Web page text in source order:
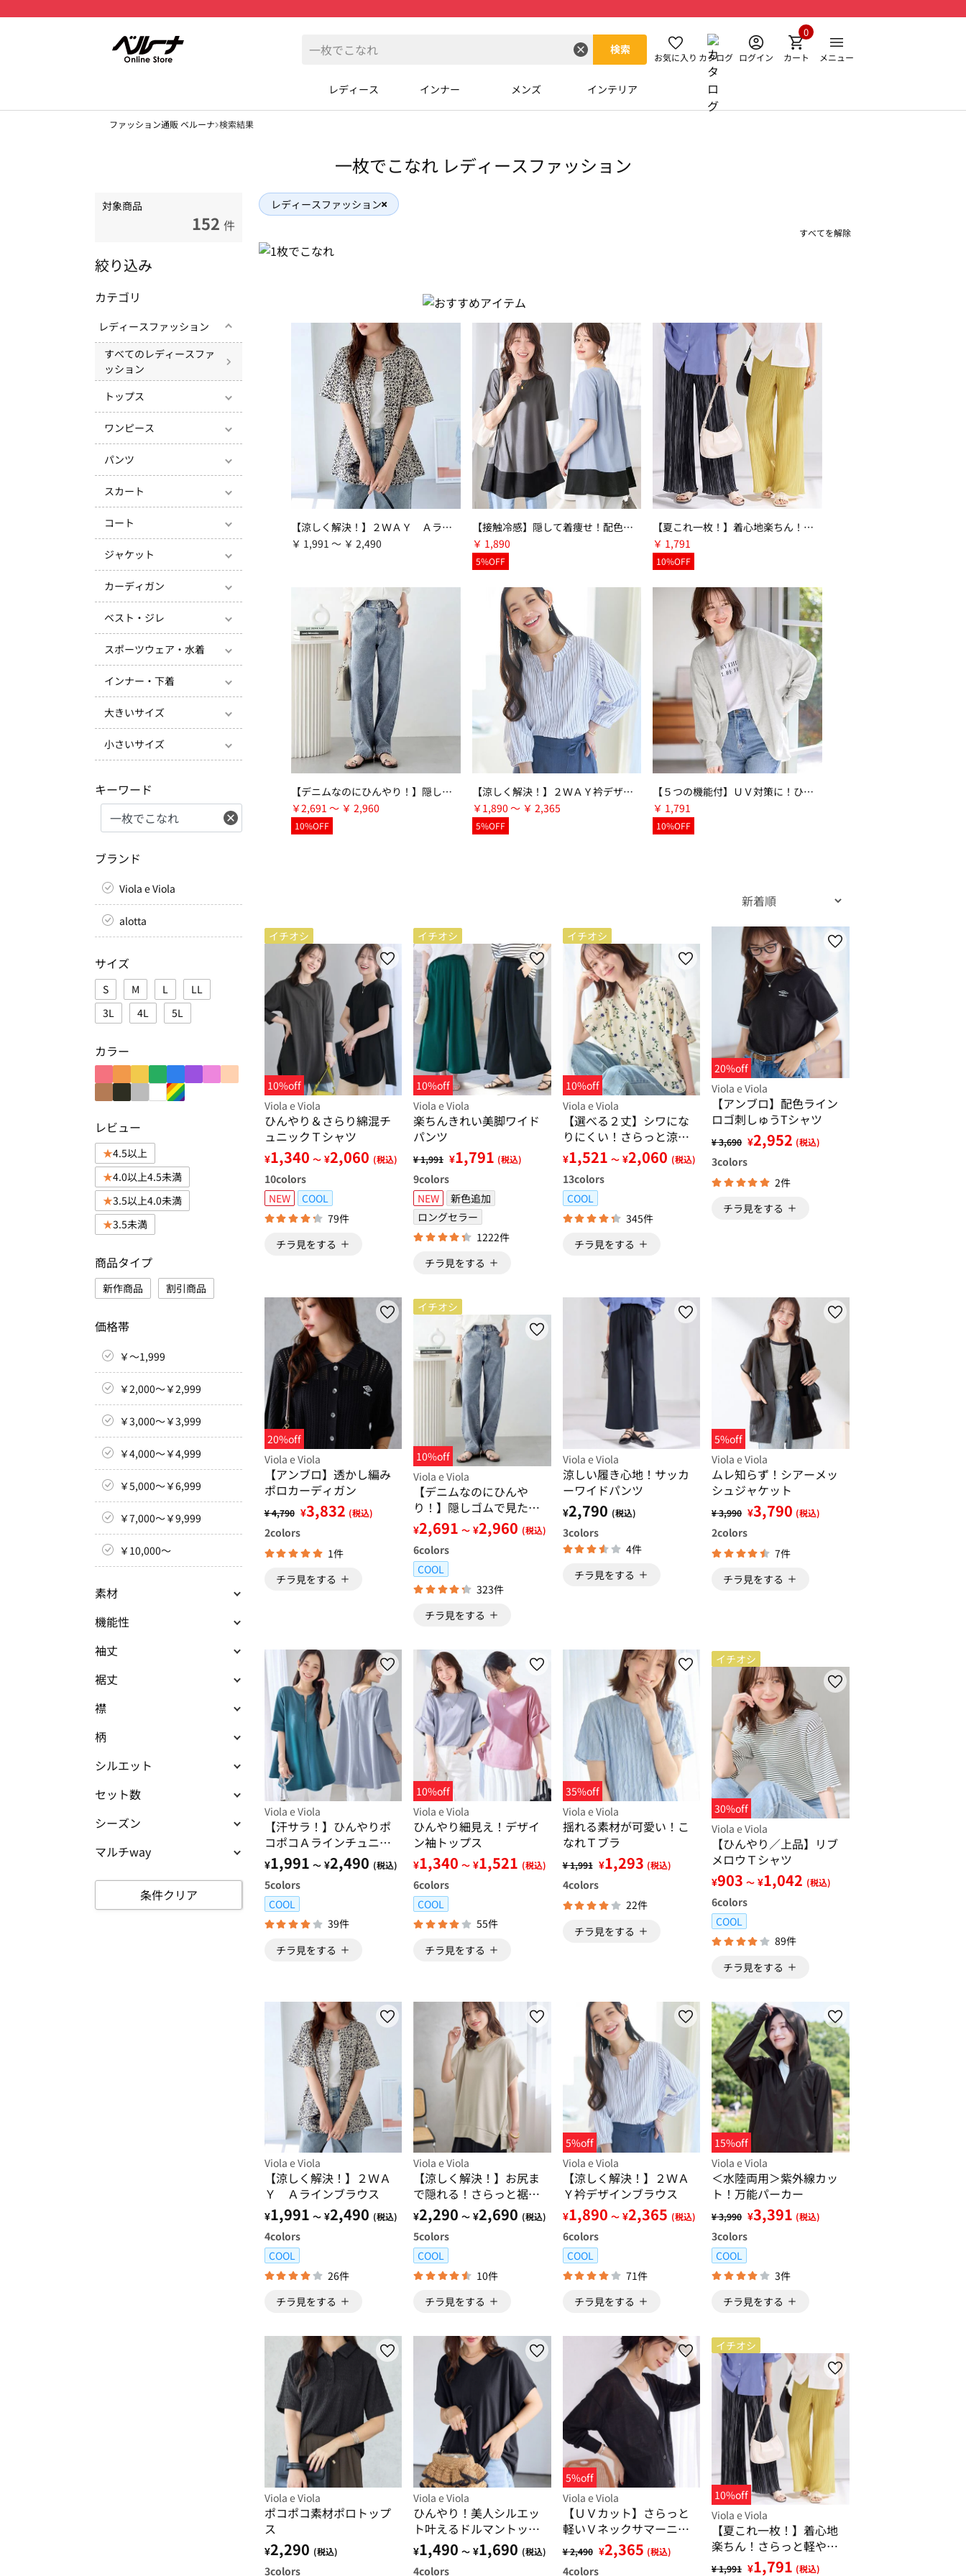
検索
お気に入り カタログ ログイン カート
0
メニュー
レディース インナー メンズ インテリア
ファッション通販 ベルーナ 検索結果
一枚でこなれ レディースファッション
対象商品
152 件
絞り込み
カテゴリ
レディースファッション
すべてのレディースファ
ッション
トップス
ワンピース
パンツ
スカート
コート
ジャケット
カーディガン
ベスト・ジレ
スポーツウェア・水着
インナー・下着
大きいサイズ
小さいサイズ
キーワード
ブランド
Viola e Viola
alotta
サイズ
S M L
LL
3L
4L 5L
カラー
レビュー
4.5以上
4.0以上4.5未満
3.5以上4.0未満
3.5未満
商品タイプ
新作商品 割引商品
価格帯
￥～1,999
￥2,000～￥2,999
￥3,000～￥3,999
￥4,000～￥4,999
￥5,000～￥6,999
￥7,000～￥9,999
￥10,000～
素材
機能性
袖丈
裾丈
襟
柄
シルエット
セット数
シーズン
マルチway
条件クリア
レディースファッション
すべてを解除
【涼しく解決！】２ＷＡＹ Ａラインブラウス
￥ 1,991 ～ ￥ 2,490
【接触冷感】隠して着痩せ！配色切替Ａラインチュニック
￥ 1,890
5%OFF
【夏これ一枚！】着心地楽ちん！さらっと軽やかプリーツパンツ
￥ 1,791
10%OFF
【デニムなのにひんやり！】隠しゴムで見た目すっきり！ストレッチ楽ちんデニム
￥2,691 ～ ￥ 2,960
10%OFF
【涼しく解決！】２ＷＡＹ衿デザインブラウス
￥1,890 ～ ￥ 2,365
5%OFF
【５つの機能付】ＵＶ対策に！ひんやり ゆるドルマンカーディガン
￥ 1,791
10%OFF
イチオシ
10%off
Viola e Viola
ひんやり＆さらり綿混チ
ュニックＴシャツ
¥1,340 ～ ¥2,060 (税込)
10colors
NEW
COOL
79件
チラ見をする
イチオシ
10%off
Viola e Viola
楽ちんきれい美脚ワイド
パンツ
¥ 1,991 ¥1,791 (税込)
9colors
NEW
新色追加
ロングセラー
1222件
チラ見をする
イチオシ
10%off
Viola e Viola
【選べる２丈】シワにな
りにくい！さらっと涼感
フレアスリーブブラウス
¥1,521 ～ ¥2,060 (税込)
13colors
COOL
345件
チラ見をする
20%off
Viola e Viola
【アンブロ】配色ライン
ロゴ刺しゅうTシャツ
¥ 3,690 ¥2,952 (税込)
3colors
2件
チラ見をする
20%off
Viola e Viola
【アンブロ】透かし編み
ポロカーディガン
¥ 4,790 ¥3,832 (税込)
2colors
1件
チラ見をする
イチオシ
10%off
Viola e Viola
【デニムなのにひんや
り！】隠しゴムで見た目
すっきり！ストレッチ楽
ちんデニム
¥2,691 ～ ¥2,960 (税込)
6colors
COOL
323件
チラ見をする
Viola e Viola
涼しい履き心地！サッカ
ーワイドパンツ
¥2,790 (税込)
3colors
4件
チラ見をする
5%off
Viola e Viola
ムレ知らず！シアーメッ
シュジャケット
¥ 3,990 ¥3,790 (税込)
2colors
7件
チラ見をする
Viola e Viola
【汗サラ！】ひんやりポ
コポコＡラインチュニッ
ク
¥1,991 ～ ¥2,490 (税込)
5colors
COOL
39件
チラ見をする
10%off
Viola e Viola
ひんやり細見え！デザイ
ン袖トップス
¥1,340 ～ ¥1,521 (税込)
6colors
COOL
55件
チラ見をする
35%off
Viola e Viola
揺れる素材が可愛い！こ
なれＴブラ
¥ 1,991 ¥1,293 (税込)
4colors
22件
チラ見をする
イチオシ
30%off
Viola e Viola
【ひんやり／上品】リブ
メロウＴシャツ
¥903 ～ ¥1,042 (税込)
6colors
COOL
89件
チラ見をする
Viola e Viola
【涼しく解決！】２ＷＡ
Ｙ Ａラインブラウス
¥1,991 ～ ¥2,490 (税込)
4colors
COOL
26件
チラ見をする
Viola e Viola
【涼しく解決！】お尻ま
で隠れる！さらっと裾ジ
ップチュニック
¥2,290 ～ ¥2,690 (税込)
5colors
COOL
10件
チラ見をする
5%off
Viola e Viola
【涼しく解決！】２ＷＡ
Ｙ衿デザインブラウス
¥1,890 ～ ¥2,365 (税込)
6colors
COOL
71件
チラ見をする
15%off
Viola e Viola
＜水陸両用＞紫外線カッ
ト！万能パーカー
¥ 3,990 ¥3,391 (税込)
3colors
COOL
3件
チラ見をする
Viola e Viola
ポコポコ素材ポロトップ
ス
¥2,290 (税込)
3colors
Viola e Viola
ひんやり！美人シルエッ
ト叶えるドルマントップ
ス
¥1,490 ～ ¥1,690 (税込)
4colors
5%off
Viola e Viola
【ＵＶカット】さらっと
軽いＶネックサマーニッ
トカーディガン
¥ 2,490 ¥2,365 (税込)
4colors
イチオシ
10%off
Viola e Viola
【夏これ一枚！】着心地
楽ちん！さらっと軽やか
プリーツパンツ
¥ 1,991 ¥1,791 (税込)